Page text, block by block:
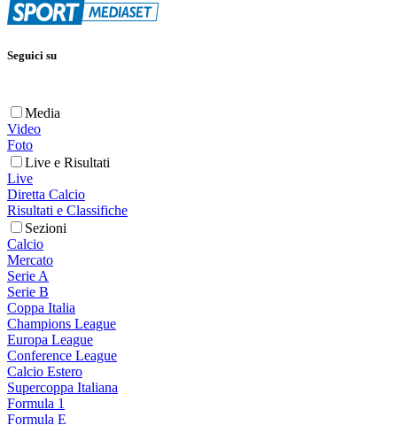
Seguici su
Media
Video
Foto
Live e Risultati
Live
Diretta Calcio
Risultati e Classifiche
Sezioni
Calcio
Mercato
Serie A
Serie B
Coppa Italia
Champions League
Europa League
Conference League
Calcio Estero
Supercoppa Italiana
Formula 1
Formula E